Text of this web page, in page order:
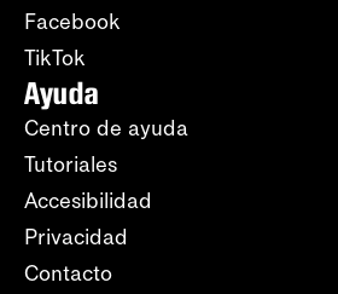
Facebook
TikTok
Ayuda
Centro de ayuda
Tutoriales
Accesibilidad
Privacidad
Contacto